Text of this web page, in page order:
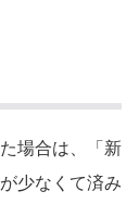
場合は、「新
少なくて済み